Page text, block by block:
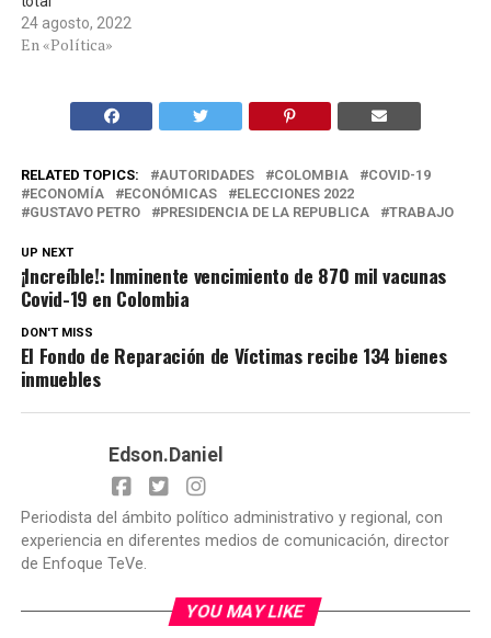
24 agosto, 2022
En «Política»
RELATED TOPICS: AUTORIDADES COLOMBIA
COVID-19
ECONOMÍA
ECONÓMICAS
ELECCIONES 2022
GUSTAVO PETRO
PRESIDENCIA DE LA REPUBLICA TRABAJO
UP NEXT
¡Increíble!: Inminente vencimiento de 870 mil vacunas
Covid-19 en Colombia
DON'T MISS
El Fondo de Reparación de Víctimas recibe 134 bienes
inmuebles
Edson.Daniel
Periodista del ámbito político administrativo y regional, con
experiencia en diferentes medios de comunicación, director
de Enfoque TeVe.
YOU MAY LIKE